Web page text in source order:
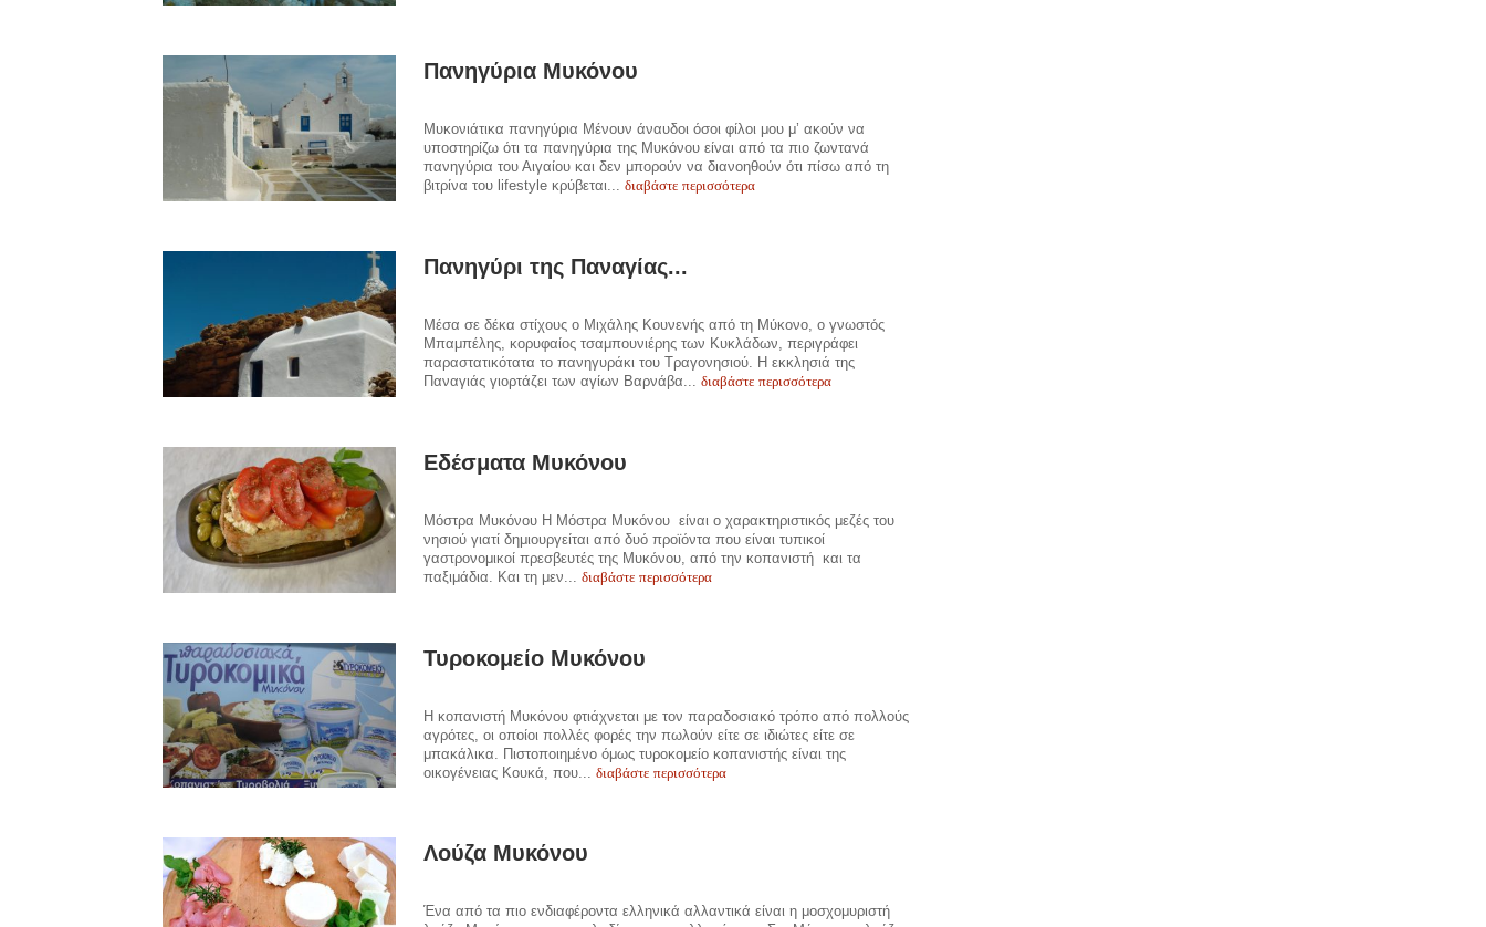
Πανηγύρια Μυκόνου
Μυκονιάτικα πανηγύρια Μένουν άναυδοι όσοι φίλοι μου μ’ ακούν να
υποστηρίζω ότι τα πανηγύρια της Μυκόνου είναι από τα πιο ζωντανά
πανηγύρια του Αιγαίου και δεν μπορούν να διανοηθούν ότι πίσω από τη
βιτρίνα του lifestyle κρύβεται...διαβάστε περισσότερα
Πανηγύρι της Παναγίας...
Μέσα σε δέκα στίχους ο Μιχάλης Κουνενής από τη Μύκονο, ο γνωστός
Μπαμπέλης, κορυφαίος τσαμπουνιέρης των Κυκλάδων, περιγράφει
παραστατικότατα το πανηγυράκι του Τραγονησιού. H εκκλησιά της
Παναγιάς γιορτάζει των αγίων Βαρνάβα...διαβάστε περισσότερα
Εδέσματα Μυκόνου
Μόστρα Μυκόνου Η Μόστρα Μυκόνου είναι ο χαρακτηριστικός μεζές του
νησιού γιατί δημιουργείται από δυό προϊόντα που είναι τυπικοί
γαστρονομικοί πρεσβευτές της Μυκόνου, από την κοπανιστή και τα
παξιμάδια. Και τη μεν...διαβάστε περισσότερα
Τυροκομείο Μυκόνου
Η κοπανιστή Μυκόνου φτιάχνεται με τον παραδοσιακό τρόπο από πολλούς
αγρότες, οι οποίοι πολλές φορές την πωλούν είτε σε ιδιώτες είτε σε
μπακάλικα. Πιστοποιημένο όμως τυροκομείο κοπανιστής είναι της
οικογένειας Κουκά, που...διαβάστε περισσότερα
Λούζα Μυκόνου
Ένα από τα πιο ενδιαφέροντα ελληνικά αλλαντικά είναι η μοσχομυριστή